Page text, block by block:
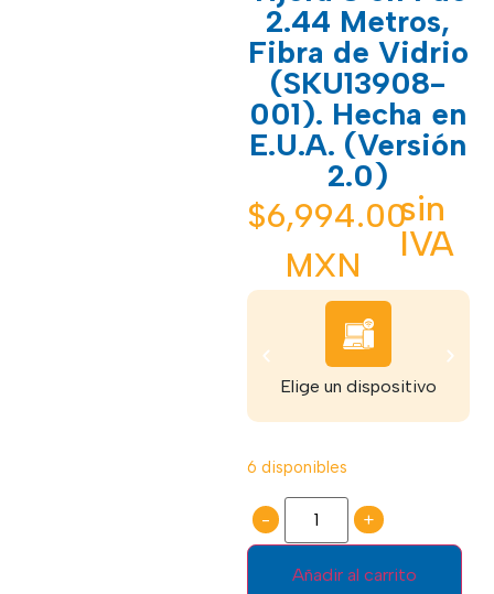
2.44 Metros,
Fibra de Vidrio
(SKU13908-
001). Hecha en
E.U.A. (Versión
2.0)
$6,994.00
MXN
sin
IVA
Elige un dispositivo
6 disponibles
- +
Añadir al carrito